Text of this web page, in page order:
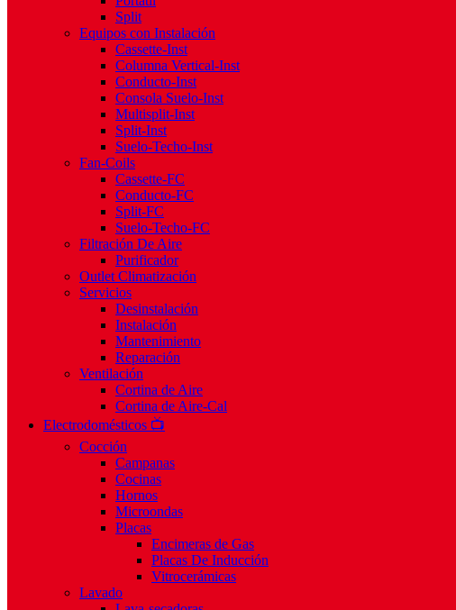
Split
Equipos con Instalación
Cassette-Inst
Columna Vertical-Inst
Conducto-Inst
Consola Suelo-Inst
Multisplit-Inst
Split-Inst
Suelo-Techo-Inst
Fan-Coils
Cassette-FC
Conducto-FC
Split-FC
Suelo-Techo-FC
Filtración De Aire
Purificador
Outlet Climatización
Servicios
Desinstalación
Instalación
Mantenimiento
Reparación
Ventilación
Cortina de Aire
Cortina de Aire-Cal
Electrodomésticos 📺
Cocción
Campanas
Cocinas
Hornos
Microondas
Placas
Encimeras de Gas
Placas De Inducción
Vitrocerámicas
Lavado